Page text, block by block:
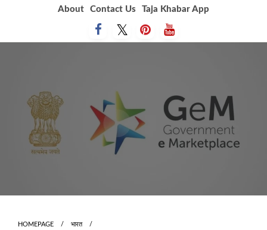
About Contact Us Taja Khabar App
HOMEPAGE
भारत